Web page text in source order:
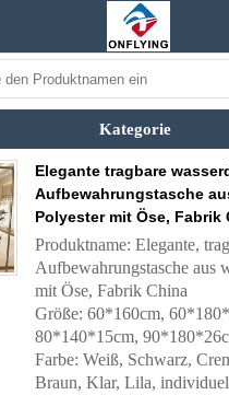
Kategorie
Elegante tragbare
Aufbewahrungstasche
Polyester mit Öse, Fabrik
Produktname: Elegante,
Aufbewahrungstasche aus
mit Öse, Fabrik China
Größe: 60*160cm,
80*140*15cm,
Farbe: Weiß, Schwarz,
Braun, Klar, Lila,